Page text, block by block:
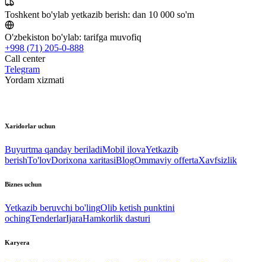
Toshkent bo'ylab yetkazib berish: dan 10 000 so'm
O'zbekiston bo'ylab: tarifga muvofiq
+998 (71) 205-0-888
Call center
Telegram
Yordam xizmati
Xaridorlar uchun
Buyurtma qanday beriladiMobil ilovaYetkazib
berishTo'lovDorixona xaritasiBlogOmmaviy offertaXavfsizlik
Biznes uchun
Yetkazib beruvchi bo'lingOlib ketish punktini
ochingTenderlarIjaraHamkorlik dasturi
Karyera